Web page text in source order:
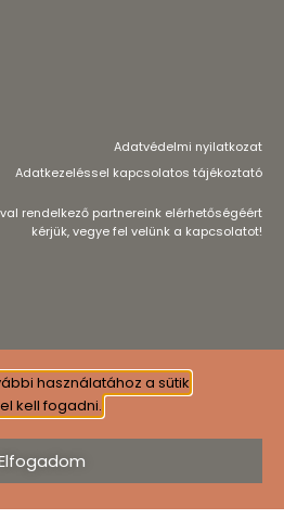
Adatvédelmi nyilatkozat
Adatkezeléssel kapcsolatos tájékoztató
rendelkező partnereink elérhetőségéért
kérjük, vegye fel velünk a kapcsolatot!
használatához a sütik
kell fogadni.